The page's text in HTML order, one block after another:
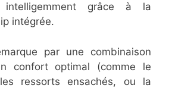
grâce à la
intégrée.
par une combinaison
confort optimal (comme le
ressorts ensachés, ou la